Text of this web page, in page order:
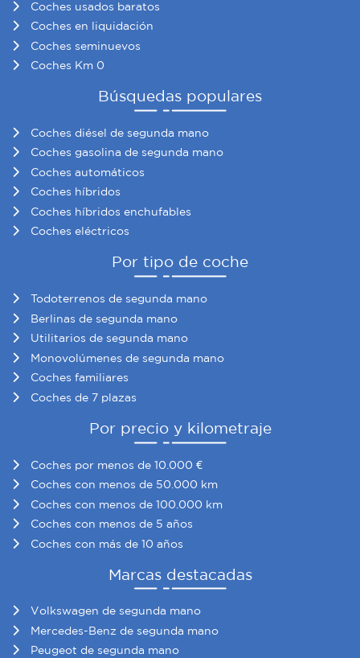
información sobre el uso que haga del sitio web con
nuestros partners de redes sociales, publicidad y análisis
web, quienes pueden combinarla con otra información
que les haya proporcionado o que hayan recopilado a
Coches usados baratos
Coches en liquidación
Coches seminuevos
Coches Km 0
Búsquedas populares
Coches diésel de segunda mano
Coches gasolina de segunda mano
Coches automáticos
Coches híbridos
Coches híbridos enchufables
Coches eléctricos
Por tipo de coche
Todoterrenos de segunda mano
Berlinas de segunda mano
Utilitarios de segunda mano
Monovolúmenes de segunda mano
Coches familiares
Coches de 7 plazas
Por precio y kilometraje
Coches por menos de 10.000 €
Coches con menos de 50.000 km
Coches con menos de 100.000 km
Coches con menos de 5 años
Coches con más de 10 años
Marcas destacadas
Volkswagen de segunda mano
Mercedes-Benz de segunda mano
Peugeot de segunda mano